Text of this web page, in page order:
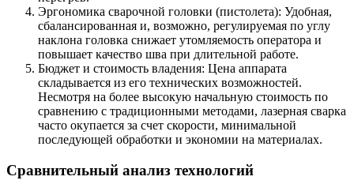
Эргономика сварочной головки (пистолета): Удобная,
сбалансированная и, возможно, регулируемая по углу
наклона головка снижает утомляемость оператора и
повышает качество шва при длительной работе.
Бюджет и стоимость владения: Цена аппарата
складывается из его технических возможностей.
Несмотря на более высокую начальную стоимость по
сравнению с традиционными методами, лазерная сварка
часто окупается за счет скорости, минимальной
последующей обработки и экономии на материалах.
Сравнительный анализ технологий